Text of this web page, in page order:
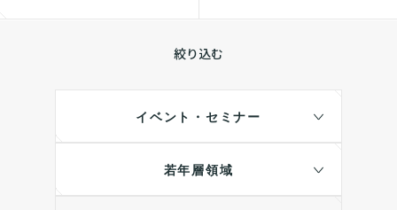
絞り込む
イベント・セミナー
若年層領域